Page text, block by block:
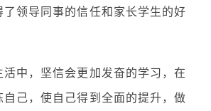
了领导同事的信任和家长学生的好
中，坚信会更加发奋的学习，在
自己，使自己得到全面的提升，做